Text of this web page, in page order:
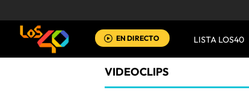
EN DIRECTO LISTA LOS40
VIDEOCLIPS